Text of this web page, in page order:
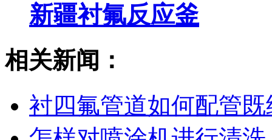
新疆衬氟反应釜
相关新闻：
衬四氟管道如何配管